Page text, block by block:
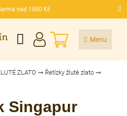
nad 1500 Kč
NÁKUPNÍ
KOŠÍK
ZLATO
Řetízky žluté zlato
Singapur